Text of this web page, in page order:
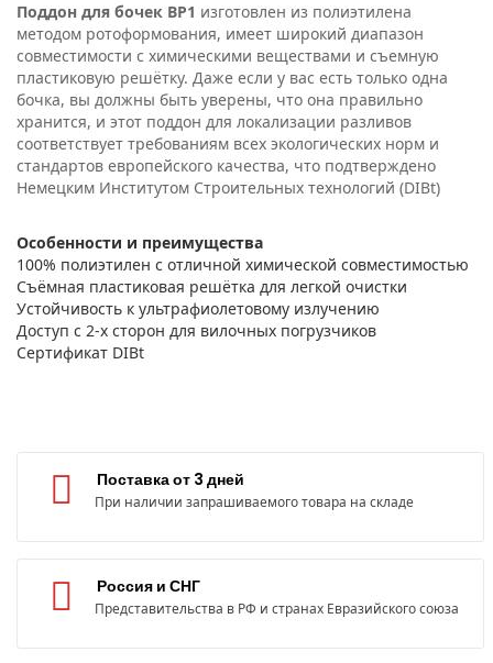
Поддон для бочек ВР1 изготовлен из полиэтилена
методом ротоформования, имеет широкий диапазон
совместимости с химическими веществами и съемную
пластиковую решётку. Даже если у вас есть только одна
бочка, вы должны быть уверены, что она правильно
хранится, и этот поддон для локализации разливов
соответствует требованиям всех экологических норм и
стандартов европейского качества, что подтверждено
Немецким Институтом Строительных технологий (DIBt)
Особенности и преимущества
100% полиэтилен с отличной химической совместимостью
Съёмная пластиковая решётка для легкой очистки
Устойчивость к ультрафиолетовому излучению
Доступ с 2-х сторон для вилочных погрузчиков
Сертификат DIBt
Поставка от 3 дней
При наличии запрашиваемого товара на складе
Россия и СНГ
Представительства в РФ и странах Евразийского союза